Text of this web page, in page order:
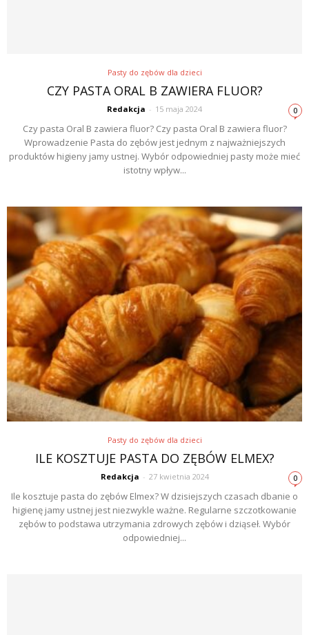
Pasty do zębów dla dzieci
CZY PASTA ORAL B ZAWIERA FLUOR?
Redakcja - 15 maja 2024 0
Czy pasta Oral B zawiera fluor? Czy pasta Oral B zawiera fluor?
Wprowadzenie Pasta do zębów jest jednym z najważniejszych
produktów higieny jamy ustnej. Wybór odpowiedniej pasty może mieć
istotny wpływ...
Pasty do zębów dla dzieci
ILE KOSZTUJE PASTA DO ZĘBÓW ELMEX?
Redakcja - 27 kwietnia 2024 0
Ile kosztuje pasta do zębów Elmex? W dzisiejszych czasach dbanie o
higienę jamy ustnej jest niezwykle ważne. Regularne szczotkowanie
zębów to podstawa utrzymania zdrowych zębów i dziąseł. Wybór
odpowiedniej...